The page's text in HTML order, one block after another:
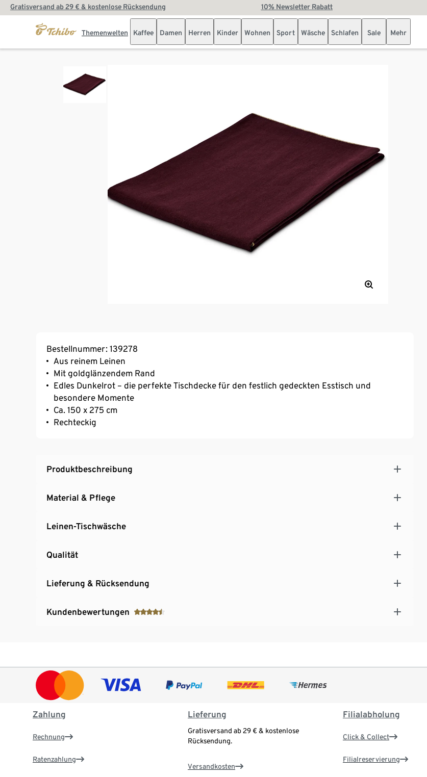
Gratisversand ab 29 € & kostenlose Rücksendung 10% Newsletter Rabatt
Themenwelten Kaffee Damen Herren Kinder Wohnen Sport Wäsche Schlafen Sale Mehr
Bestellnummer: 139278
Aus reinem Leinen
Mit goldglänzendem Rand
Edles Dunkelrot – die perfekte Tischdecke für den festlich gedeckten Esstisch und
besondere Momente
Ca. 150 x 275 cm
Rechteckig
Produktbeschreibung
Material & Pflege
Leinen-Tischwäsche
Qualität
Lieferung & Rücksendung
Kundenbewertungen
Zahlung
Rechnung
Ratenzahlung
Lieferung
Gratisversand ab 29 € & kostenlose
Rücksendung.
Versandkosten
Filialabholung
Click & Collect
Filialreservierung